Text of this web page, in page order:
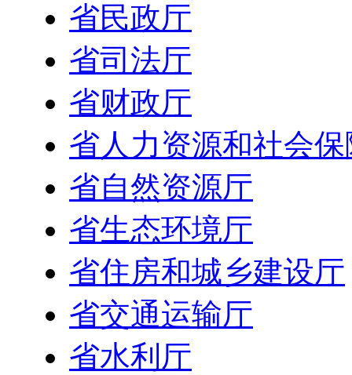
省民政厅
省司法厅
省财政厅
省人力资源和社会
省自然资源厅
省生态环境厅
省住房和城乡建设厅
省交通运输厅
省水利厅